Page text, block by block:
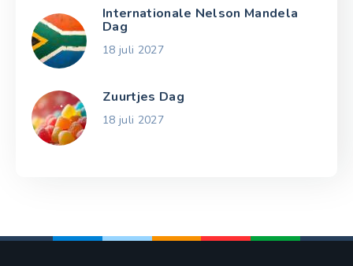
Internationale Nelson Mandela
Dag
18 juli 2027
Zuurtjes Dag
18 juli 2027